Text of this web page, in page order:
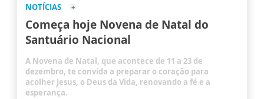
NOTÍCIAS
Começa hoje Novena de Natal do
Santuário Nacional
A Novena de Natal, que acontece de 11 a 23 de
dezembro, te convida a preparar o coração para
acolher Jesus, o Deus da Vida, renovando a fé e a
esperança.